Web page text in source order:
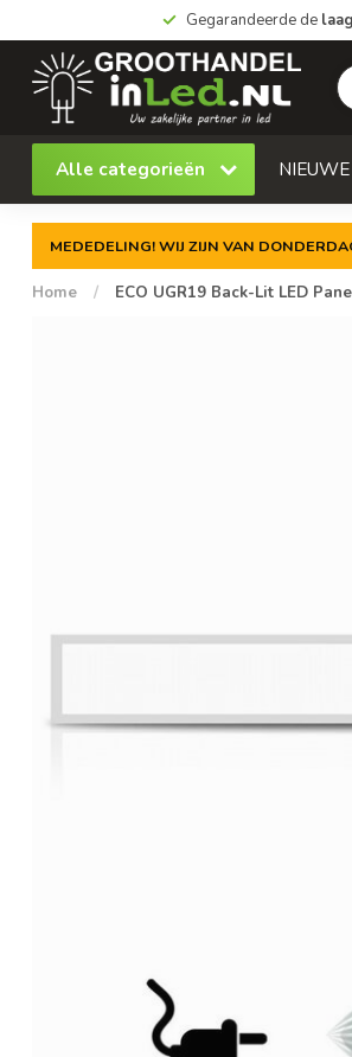
Gegarandeerde de
Alle categorieën
MEDEDELING! WIJ ZIJN VAN
Home / ECO UGR19 Back-Lit LED